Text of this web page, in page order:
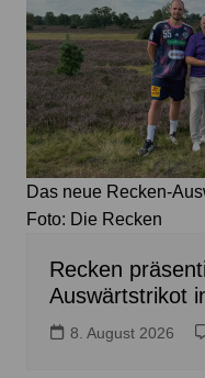
Das neue Recken-
Foto: Die Recken
Recken
Auswärtstrikot
8. August 2026